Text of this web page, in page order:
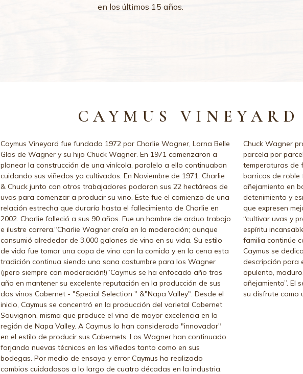
en los últimos 15 años.
CAYMUS VINEYARD
Caymus Vineyard fue fundada 1972 por Charlie Wagner, Lorna Belle
Glos de Wagner y su hijo Chuck Wagner. En 1971 comenzaron a
planear la construcción de una vinícola, paralelo a ello continuaban
cuidando sus viñedos ya cultivados. En Noviembre de 1971, Charlie
& Chuck junto con otros trabajadores podaron sus 22 hectáreas de
uvas para comenzar a producir su vino. Este fue el comienzo de una
relación estrecha que duraría hasta el fallecimiento de Charlie en
2002. Charlie falleció a sus 90 años. Fue un hombre de arduo trabajo
e ilustre carrera.“Charlie Wagner creía en la moderación; aunque
consumió alrededor de 3,000 galones de vino en su vida. Su estilo
de vida fue tomar una copa de vino con la comida y en la cena esta
tradición continua siendo una sana costumbre para los Wagner
(¡pero siempre con moderación!)”Caymus se ha enfocado año tras
año en mantener su excelente reputación en la producción de sus
dos vinos Cabernet - "Special Selection " &"Napa Valley". Desde el
inicio, Caymus se concentró en la producción del varietal Cabernet
Sauvignon, misma que produce el vino de mayor excelencia en la
región de Napa Valley. A Caymus lo han considerado "innovador"
en el estilo de producir sus Cabernets. Los Wagner han continuado
forjando nuevas técnicas en los viñedos tanto como en sus
bodegas. Por medio de ensayo y error Caymus ha realizado
cambios cuidadosos a lo largo de cuatro décadas en la industria.
Chuck Wagner
parcela por
temperaturas de
barricas de roble
añejamiento en
detenimiento y
que expresen
“cultivar uvas y
espíritu
familia continúe
Caymus se
descripción para
opulento,
añejamiento”. El
su disfrute como